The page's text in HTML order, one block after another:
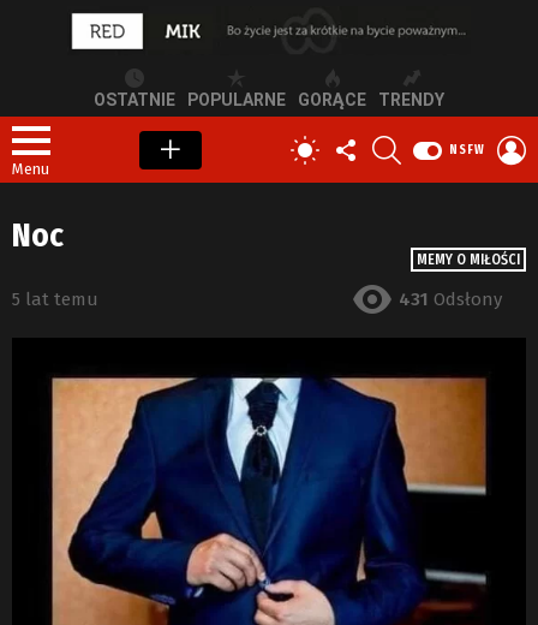
OSTATNIE POPULARNE GORĄCE TRENDY
Menu
PRZEŁĄCZ
SKÓRKĘ
OBSERWUJ
NAS
NSFW
MEMY O MIŁOŚCI
Noc
5 lat temu 431 Odsłony